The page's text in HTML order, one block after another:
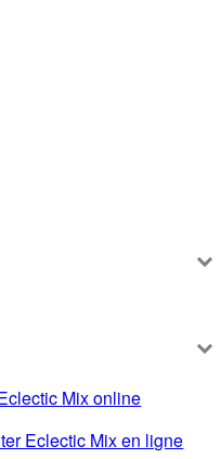
Mix online
Eclectic Mix en ligne